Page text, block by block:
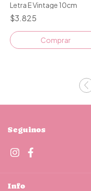
Letra E Vintage 10cm
$3.825
Seguinos
Info